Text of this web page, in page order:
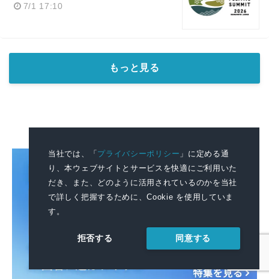
当社では、「プライバシーポリシー 」に定める通
り、本ウェブサイトとサービスを快適にご利用いた
だき、また、どのように活用されているのかを当社
で詳しく把握するために、Cookie を使用していま
す。
拒否する 同意する
7/1 17:10
もっと見る